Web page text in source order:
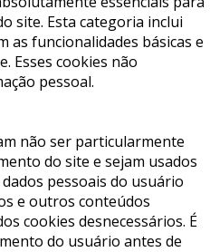
site. Esta categoria inclui
as funcionalidades básicas e
Esses cookies não
pessoal.
não ser particularmente
do site e sejam usados
pessoais do usuário
e outros conteúdos
cookies desnecessários. É
do usuário antes de